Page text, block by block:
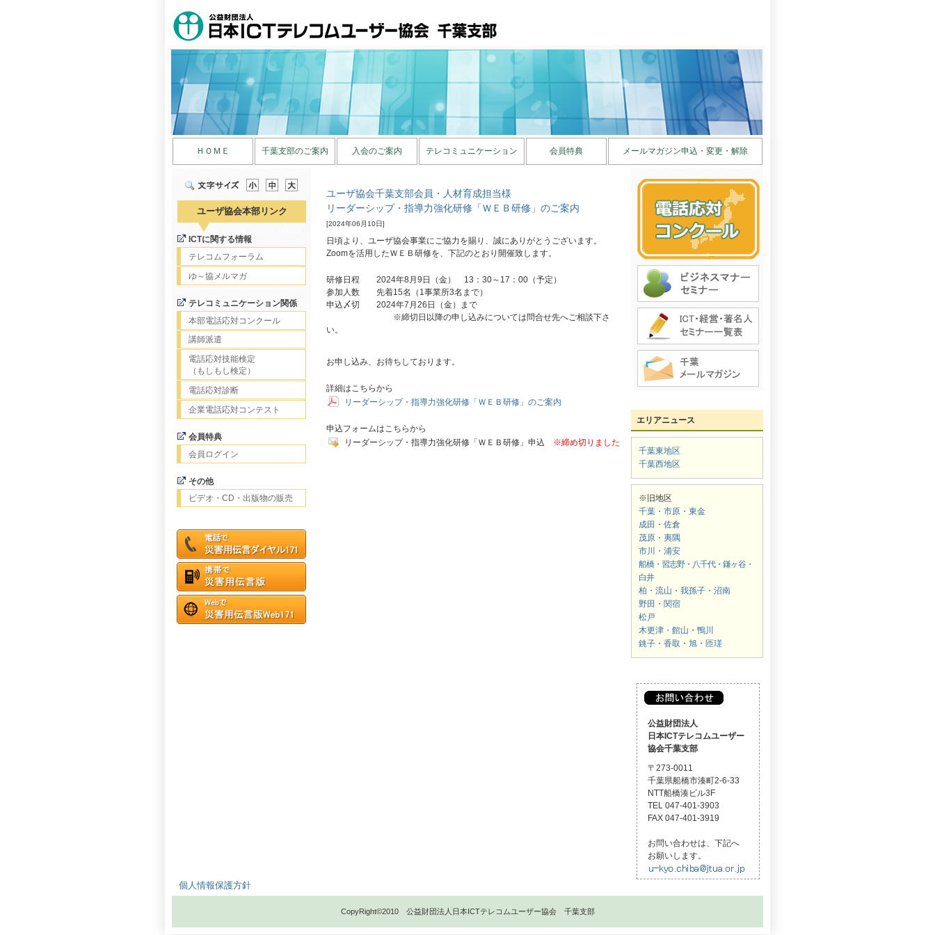
ＨＯＭＥ 千葉支部のご案内 入会のご案内 テレコミュニケーション 会員特典 メールマガジン申込・変更・解除
ユーザ協会本部リンク
ICTに関する情報
テレコムフォーラム
ゆ～協メルマガ
テレコミュニケーション関係
本部電話応対コンクール
講師派遣
電話応対技能検定
（もしもし検定）
電話応対診断
企業電話応対コンテスト
会員特典
会員ログイン
その他
ビデオ・CD・出版物の販売
エリアニュース
千葉東地区
千葉西地区
※旧地区
千葉・市原・東金
成田・佐倉
茂原・夷隅
市川・浦安
船橋・習志野・八千代・鎌ヶ谷・
白井
柏・流山・我孫子・沼南
野田・関宿
松戸
木更津・館山・鴨川
銚子・香取・旭・匝瑳
公益財団法人
日本ICTテレコムユーザー
協会千葉支部
〒273-0011
千葉県船橋市湊町2-6-33
NTT船橋湊ビル3F
TEL 047-401-3903
FAX 047-401-3919
お問い合わせは、下記へ
お願いします。
ユーザ協会千葉支部会員・人材育成担当様
リーダーシップ・指導力強化研修「ＷＥＢ研修」のご案内
[2024年06月10日]
日頃より、ユーザ協会事業にご協力を賜り、誠にありがとうございます。
Zoomを活用したＷＥＢ研修を、下記のとおり開催致します。
研修日程 2024年8月9日（金） 13：30～17：00（予定）
参加人数 先着15名（1事業所3名まで）
申込〆切 2024年7月26日（金）まで
※締切日以降の申し込みについては問合せ先へご相談下さ
い。
お申し込み、お待ちしております。
詳細はこちらから
リーダーシップ・指導力強化研修「ＷＥＢ研修」のご案内
申込フォームはこちらから
リーダーシップ・指導力強化研修「ＷＥＢ研修」申込 ※締め切りました
個人情報保護方針
CopyRight©2010 公益財団法人日本ICTテレコムユーザー協会 千葉支部